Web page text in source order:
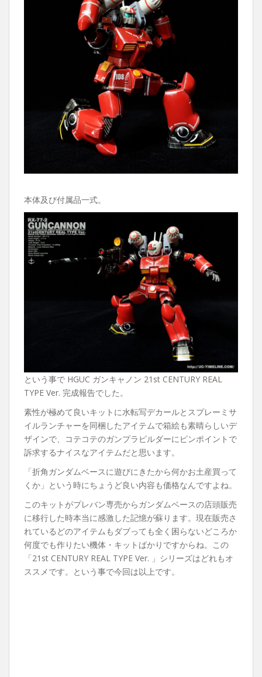
本体及び付属品一式。
という事で HGUC ガンキャノン 21st CENTURY REAL
TYPE Ver. 完成報告でした。
素性が極めて良いキットに水転写デカールとスプレーミサ
イルランチャーを同梱したアイテムで箱絵も素晴らしいデ
ザインで、コテコテのガンプラビルダーにピンポイントで
訴求するナイスなアイテムだと思います。
「折角ガンダムベースに遊びにきたから何かお土産買って
くか」という時にちょうど良い内容も価格なんですよね。
このキットがプレバン専売からガンダムベースの店頭販売
に移行した時本当に感激した記憶が蘇ります。現在販売さ
れているどのアイテムもダブっても全く困らないどころか
何度でも作りたい機体・キットばかりですからね。この
「21st CENTURY REAL TYPE Ver. 」シリーズはどれもオ
ススメです。という事で今回は以上です。